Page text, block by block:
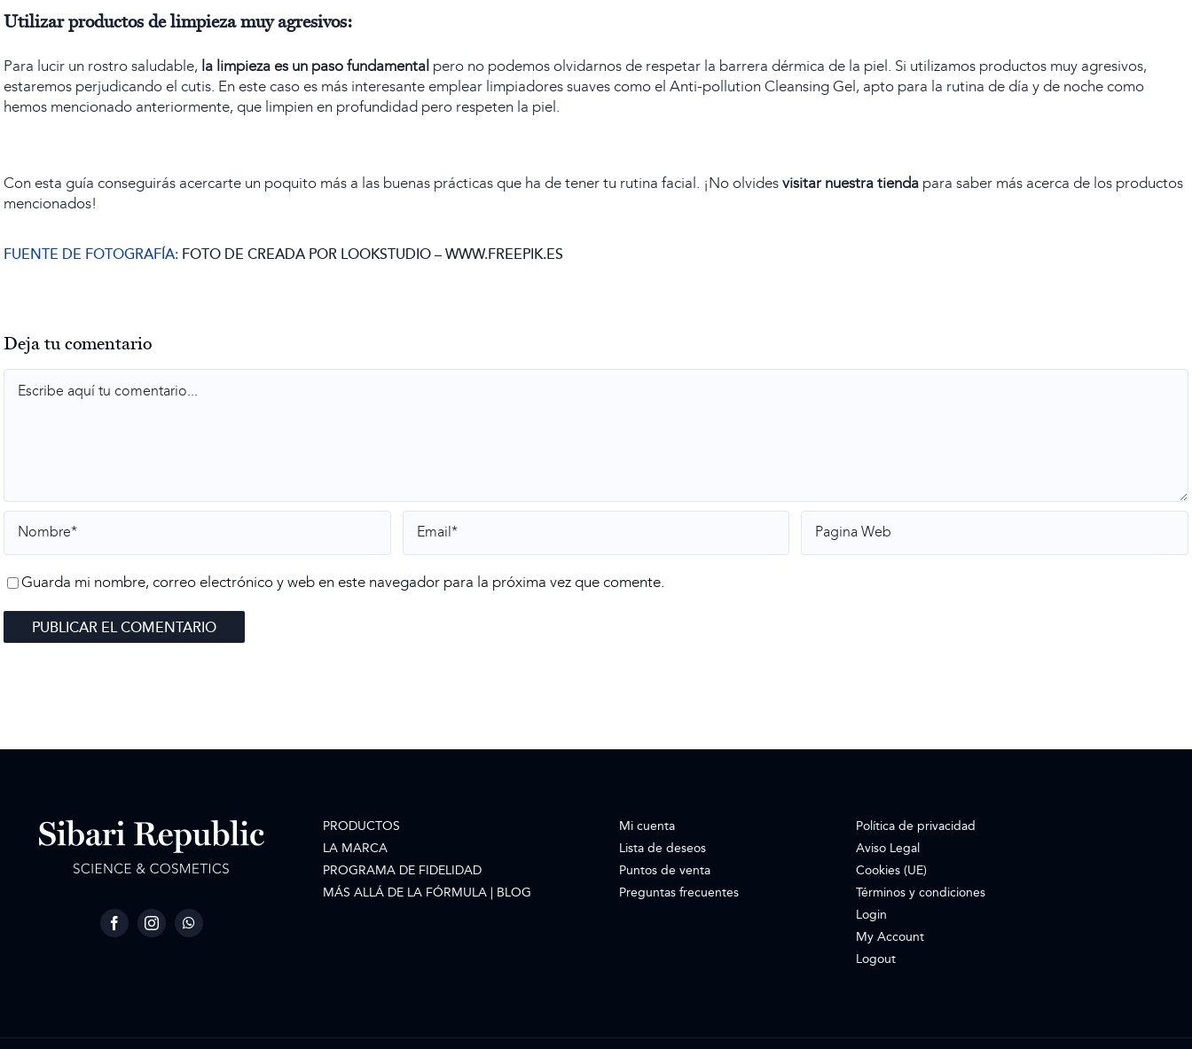
Utilizar productos de limpieza muy agresivos:
Para lucir un rostro saludable, la limpieza es un paso fundamentalpero no podemos olvidarnos de respetar la barrera dérmica de la piel. Si utilizamos productos muy agresivos,
estaremos perjudicando el cutis. En este caso es más interesante emplear limpiadores suaves como elAnti-pollution Cleansing Gel, apto para la rutina de día y de noche como
hemos mencionado anteriormente, que limpien en profundidad pero respeten la piel.
Con esta guía conseguirás acercarte un poquito más a las buenas prácticas que ha de tener tu rutina facial. ¡No olvidesvisitar nuestra tiendapara saber más acerca de los productos
mencionados!
FUENTE DE FOTOGRAFÍA: FOTO DE CREADA POR LOOKSTUDIO – WWW.FREEPIK.ES
Deja tu comentario
Comment
Guarda mi nombre, correo electrónico y web en este navegador para la próxima vez que comente.
PRODUCTOS
LA MARCA
PROGRAMA DE FIDELIDAD
MÁS ALLÁ DE LA FÓRMULA | BLOG
Mi cuenta
Lista de deseos
Puntos de venta
Preguntas frecuentes
Política de privacidad
Aviso Legal
Cookies (UE)
Términos y condiciones
Login
My Account
Logout